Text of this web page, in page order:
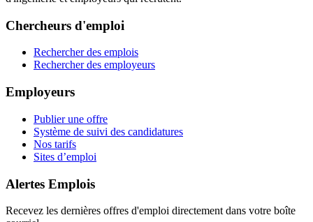
Chercheurs d'emploi
Rechercher des emplois
Rechercher des employeurs
Employeurs
Publier une offre
Système de suivi des candidatures
Nos tarifs
Sites d’emploi
Alertes Emplois
Recevez les dernières offres d'emploi directement dans votre boîte